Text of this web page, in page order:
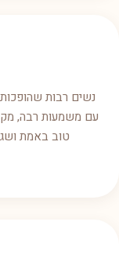
נשים רבות
עם משמעות רבה,
טוב באמת